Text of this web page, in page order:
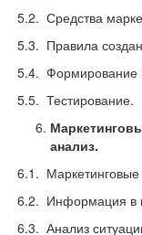
5.2. Средства
5.3. Правила
5.4. Формирование
5.5. Тестирование.
анализ.
6.1. Маркетинговые
6.2. Информация в
6.3. Анализ